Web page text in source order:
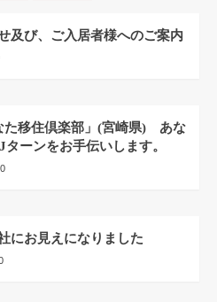
及び、ご入居者様へのご案内
た移住倶楽部」(宮崎県) あな
ーンをお手伝いします。
0
にお見えになりました